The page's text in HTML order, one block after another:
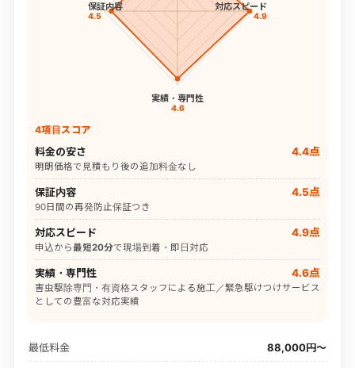
対応スピード
4.9
実績・専門性
4.6
保証内容
4.5
4項目スコア
料金の安さ 4.4点
明朗価格で見積もり後の追加料金なし
保証内容 4.5点
90日間の再発防止保証つき
対応スピード 4.9点
申込から最短20分で現場到着・即日対応
実績・専門性 4.6点
害虫駆除専門・有資格スタッフによる施工／緊急駆けつけサービス
としての豊富な対応実績
最低料金 88,000円〜